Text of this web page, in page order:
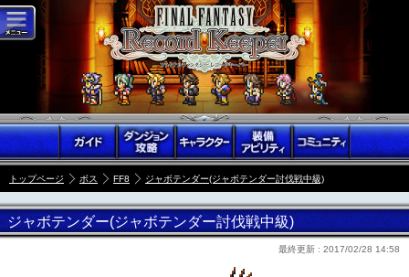
トップページ ボス FF8 ジャボテンダー(ジャボテンダー討伐戦中級)
ジャボテンダー(ジャボテンダー討伐戦中級)
最終更新 : 2017/02/28 14:58